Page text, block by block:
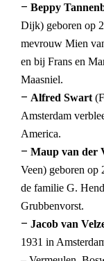
– Beppy
Dijk) geboren op
mevrouw Mien
en bij Frans en
Maasniel.
– Alfred Swart
Amsterdam
America.
– Maup van der
Veen) geboren op
de familie G.
Grubbenvorst.
– Jacob van
1931 in